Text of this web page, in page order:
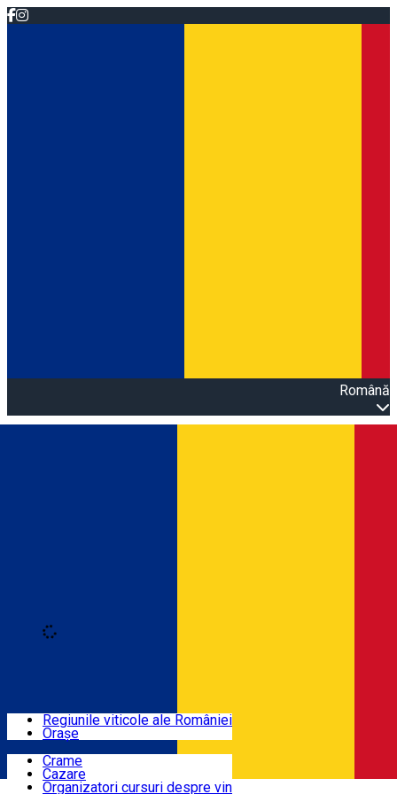
Română
Locuri cu vin
Rute
Regiunile viticole ale României
Orașe
Crame
Cazare
Organizatori cursuri despre vin